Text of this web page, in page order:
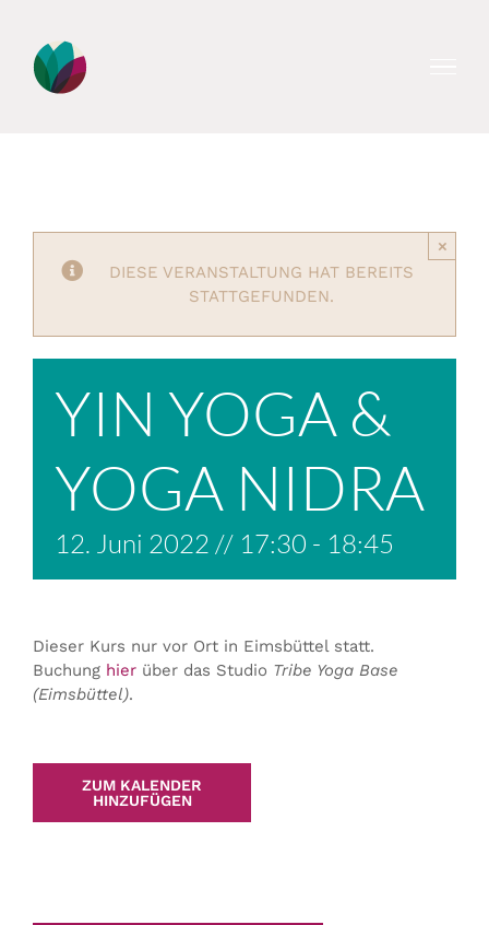
springen
DIESE VERANSTALTUNG HAT BEREITS
STATTGEFUNDEN.
×
YIN YOGA &
YOGA NIDRA
12. Juni 2022 // 17:30 - 18:45
Dieser Kurs nur vor Ort in Eimsbüttel statt.
Buchung hierüber das Studio Tribe Yoga Base
(Eimsbüttel).
ZUM KALENDER
HINZUFÜGEN